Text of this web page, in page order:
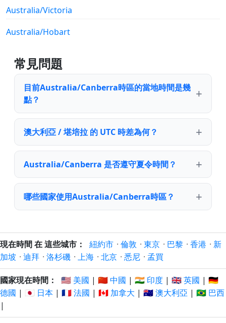
Australia/Victoria
Australia/Hobart
常見問題
目前Australia/Canberra時區的當地時間是幾
點？
澳大利亞 / 堪培拉 的 UTC 時差為何？
Australia/Canberra 是否遵守夏令時間？
哪些國家使用Australia/Canberra時區？
現在時間 在 這些城市： 紐約市 · 倫敦 · 東京 · 巴黎 · 香港 · 新
加坡 · 迪拜 · 洛杉磯 · 上海 · 北京 · 悉尼 · 孟買
國家現在時間： 🇺🇸 美國 | 🇨🇳 中國 | 🇮🇳 印度 | 🇬🇧 英國 | 🇩🇪
德國 | 🇯🇵 日本 | 🇫🇷 法國 | 🇨🇦 加拿大 | 🇦🇺 澳大利亞 | 🇧🇷 巴西
|